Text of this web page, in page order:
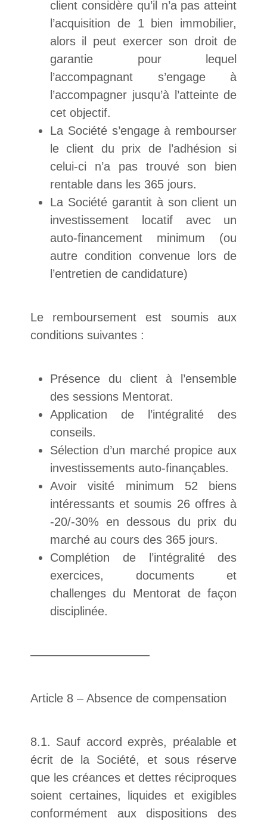
client considère qu’il n’a pas atteint
l’acquisition de 1 bien immobilier,
alors il peut exercer son droit de
garantie pour lequel
l’accompagnant s’engage à
l’accompagner jusqu’à l’atteinte de
cet objectif.
La Société s’engage à rembourser
le client du prix de l’adhésion si
celui-ci n’a pas trouvé son bien
rentable dans les 365 jours.
La Société garantit à son client un
investissement locatif avec un
auto-financement minimum (ou
autre condition convenue lors de
l’entretien de candidature)
Le remboursement est soumis aux
conditions suivantes :
Présence du client à l’ensemble
des sessions Mentorat.
Application de l’intégralité des
conseils.
Sélection d’un marché propice aux
investissements auto-finançables.
Avoir visité minimum 52 biens
intéressants et soumis 26 offres à
-20/-30% en dessous du prix du
marché au cours des 365 jours.
Complétion de l’intégralité des
exercices, documents et
challenges du Mentorat de façon
disciplinée.
——————————
Article 8 – Absence de compensation
8.1. Sauf accord exprès, préalable et
écrit de la Société, et sous réserve
que les créances et dettes réciproques
soient certaines, liquides et exigibles
conformément aux dispositions des